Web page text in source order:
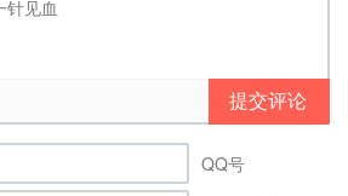
提交评论
QQ号